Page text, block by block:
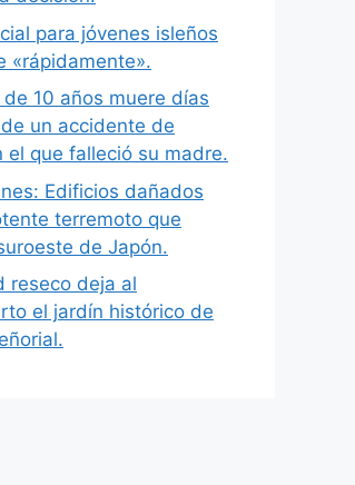
para jóvenes isleños
«rápidamente».
10 años muere días
un accidente de
el que falleció su madre.
Edificios dañados
terremoto que
de Japón.
reseco deja al
el jardín histórico de